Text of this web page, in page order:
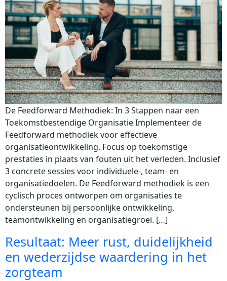
De Feedforward Methodiek: In 3 Stappen naar een
Toekomstbestendige Organisatie Implementeer de
Feedforward methodiek voor effectieve
organisatieontwikkeling. Focus op toekomstige
prestaties in plaats van fouten uit het verleden. Inclusief
3 concrete sessies voor individuele-, team- en
organisatiedoelen. De Feedforward methodiek is een
cyclisch proces ontworpen om organisaties te
ondersteunen bij persoonlijke ontwikkeling,
teamontwikkeling en organisatiegroei. […]
Resultaat: Meer rust, duidelijkheid
en wederzijdse waardering in het
zorgteam